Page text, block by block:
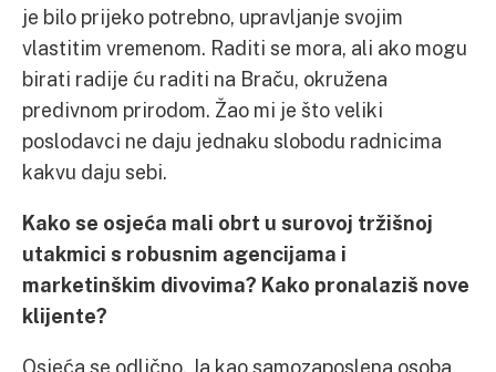
je bilo prijeko potrebno, upravljanje svojim
vlastitim vremenom. Raditi se mora, ali ako mogu
birati radije ću raditi na Braču, okružena
predivnom prirodom. Žao mi je što veliki
poslodavci ne daju jednaku slobodu radnicima
kakvu daju sebi.
Kako se osjeća mali obrt u surovoj tržišnoj
utakmici s robusnim agencijama i
marketinškim divovima? Kako pronalaziš nove
klijente?
Osjeća se odlično. Ja kao samozaposlena osoba